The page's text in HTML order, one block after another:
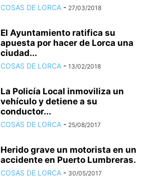
COSAS DE LORCA - 27/03/2018
El Ayuntamiento ratifica su
apuesta por hacer de Lorca una
ciudad...
COSAS DE LORCA - 13/02/2018
La Policía Local inmoviliza un
vehículo y detiene a su
conductor...
COSAS DE LORCA - 25/08/2017
Herido grave un motorista en un
accidente en Puerto Lumbreras.
COSAS DE LORCA - 30/05/2017